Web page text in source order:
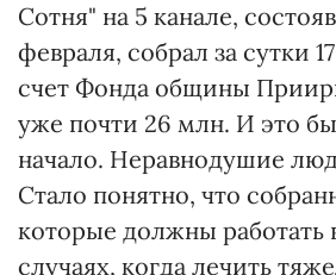
Сотня" на 5 канале,
февраля, собрал за сутки
счет Фонда общины
уже почти 26 млн. И это
начало. Неравнодушие
Стало понятно, что
которые должны работать
случаях, когда лечить